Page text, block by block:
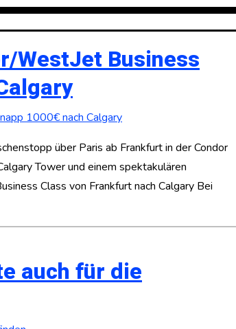
WestJet Business
über Paris ab Frankfurt in der Condor
Tower und einem spektakulären
Class von Frankfurt nach Calgary Bei
auch für die